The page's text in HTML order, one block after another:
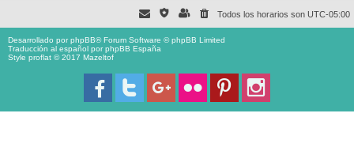
Todos los horarios son UTC-05:00
Desarrollado porphpBB® Forum Software © phpBB Limited
Traducción al español porphpBB España
Style proflat © 2017 Mazeltof